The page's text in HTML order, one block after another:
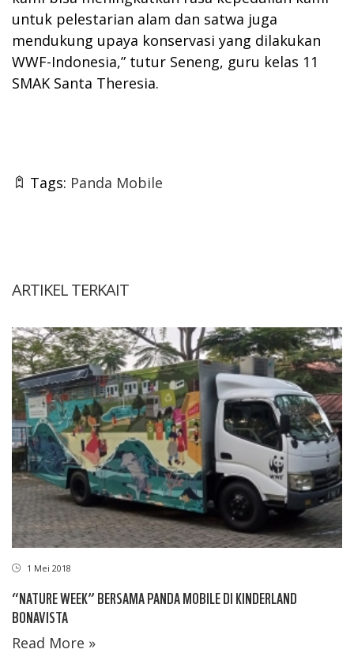
untuk pelestarian alam dan satwa juga
mendukung upaya konservasi yang dilakukan
WWF-Indonesia,” tutur Seneng, guru kelas 11
SMAK Santa Theresia.
Tags: Panda Mobile
ARTIKEL TERKAIT
1 Mei 2018
“NATURE WEEK” BERSAMA PANDA MOBILE DI KINDERLAND
BONAVISTA
Read More »